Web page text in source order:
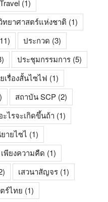
(1)
ทยาศาสตร์แห่งชาติ (1)
ประกวด (3)
ประชุมกรรมการ (5)
เรื่องสั้นไซไฟ (1)
สถาบัน SCP (2)
ะไรจะเกิดขึ้นถ้า (1)
ายไซไ (1)
เพียงความคืด (1)
เสวนาสัญจร (1)
ร์ไทย (1)